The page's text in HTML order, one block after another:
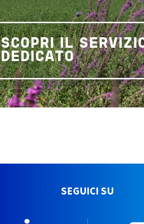
SCOPRI IL
DEDICATO
SEGUICI SU